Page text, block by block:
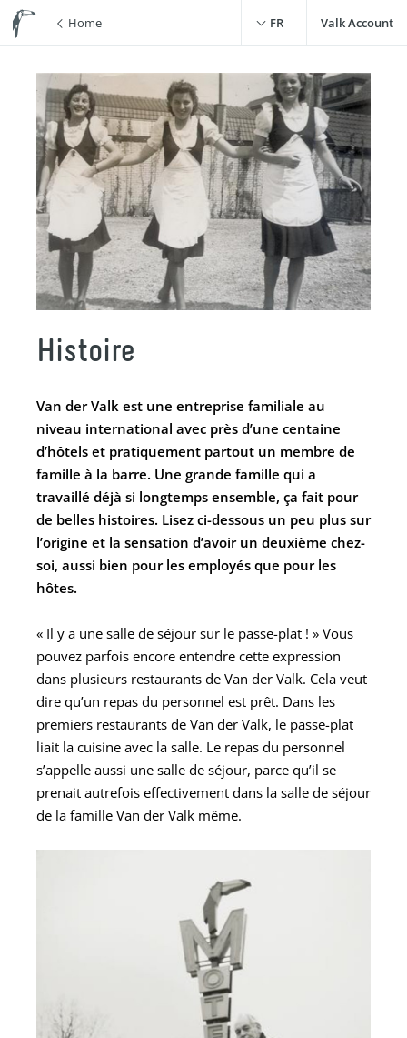
Home FR Valk Account
Histoire
Van der Valk est une entreprise familiale au
niveau international avec près d’une centaine
d’hôtels et pratiquement partout un membre de
famille à la barre. Une grande famille qui a
travaillé déjà si longtemps ensemble, ça fait pour
de belles histoires. Lisez ci-dessous un peu plus sur
l’origine et la sensation d’avoir un deuxième chez-
soi, aussi bien pour les employés que pour les
hôtes.
« Il y a une salle de séjour sur le passe-plat ! » Vous
pouvez parfois encore entendre cette expression
dans plusieurs restaurants de Van der Valk. Cela veut
dire qu’un repas du personnel est prêt. Dans les
premiers restaurants de Van der Valk, le passe-plat
liait la cuisine avec la salle. Le repas du personnel
s’appelle aussi une salle de séjour, parce qu’il se
prenait autrefois effectivement dans la salle de séjour
de la famille Van der Valk même.